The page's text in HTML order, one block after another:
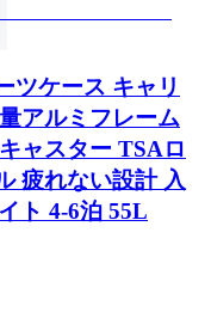
ツケース キャリ
アルミフレーム
ャスター TSAロ
疲れない設計 入
ト 4-6泊 55L